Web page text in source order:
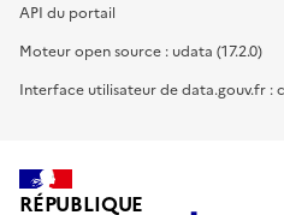
API du portail
Moteur open source : udata (17.2.0)
Interface utilisateur de data.gouv.fr :
RÉPUBLIQUE